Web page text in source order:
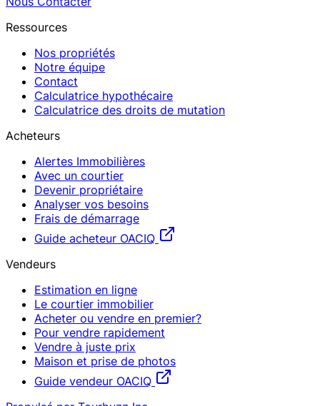
Ressources
Nos propriétés
Notre équipe
Contact
Calculatrice hypothécaire
Calculatrice des droits de mutation
Acheteurs
Alertes Immobilières
Avec un courtier
Devenir propriétaire
Analyser vos besoins
Frais de démarrage
Guide acheteur OACIQ
Vendeurs
Estimation en ligne
Le courtier immobilier
Acheter ou vendre en premier?
Pour vendre rapidement
Vendre à juste prix
Maison et prise de photos
Guide vendeur OACIQ